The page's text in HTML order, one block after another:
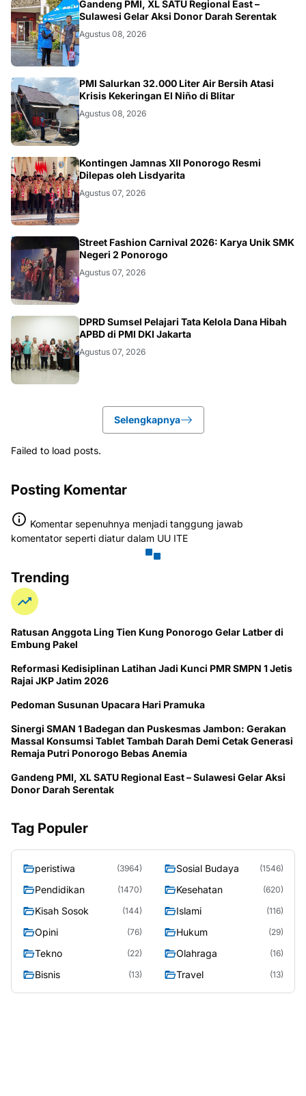
JATIM
Gandeng PMI, XL SATU Regional East –
Sulawesi Gelar Aksi Donor Darah Serentak
Agustus 08, 2026
BLITAR
PMI Salurkan 32.000 Liter Air Bersih Atasi
Krisis Kekeringan El Niño di Blitar
Agustus 08, 2026
JATIM
Kontingen Jamnas XII Ponorogo Resmi
Dilepas oleh Lisdyarita
Agustus 07, 2026
JATIM
Street Fashion Carnival 2026: Karya Unik SMK
Negeri 2 Ponorogo
Agustus 07, 2026
ANEWS
DPRD Sumsel Pelajari Tata Kelola Dana Hibah
APBD di PMI DKI Jakarta
Agustus 07, 2026
Selengkapnya
Failed to load posts.
Posting Komentar
Komentar sepenuhnya menjadi tanggung jawab
komentator seperti diatur dalam UU ITE
Trending
Ratusan Anggota Ling Tien Kung Ponorogo Gelar Latber di
Embung Pakel
Reformasi Kedisiplinan Latihan Jadi Kunci PMR SMPN 1 Jetis
Rajai JKP Jatim 2026
Pedoman Susunan Upacara Hari Pramuka
Sinergi SMAN 1 Badegan dan Puskesmas Jambon: Gerakan
Massal Konsumsi Tablet Tambah Darah Demi Cetak Generasi
Remaja Putri Ponorogo Bebas Anemia
Gandeng PMI, XL SATU Regional East – Sulawesi Gelar Aksi
Donor Darah Serentak
Tag Populer
peristiwa (3964) Sosial Budaya (1546)
Pendidikan (1470) Kesehatan (620)
Kisah Sosok (144) Islami (116)
Opini (76) Hukum (29)
Tekno (22) Olahraga (16)
Bisnis (13) Travel (13)